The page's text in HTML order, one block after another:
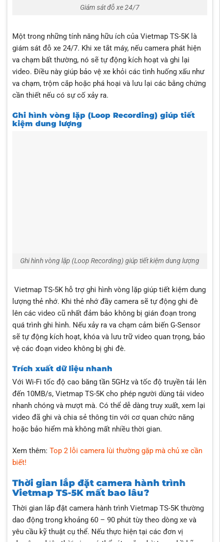
Giám sát đỗ xe 24/7
Một trong những tính năng hữu ích của Vietmap TS-5K là
giám sát đỗ xe 24/7. Khi xe tắt máy, nếu camera phát hiện
va chạm bất thường, nó sẽ tự động kích hoạt và ghi lại
video. Điều này giúp bảo vệ xe khỏi các tình huống xấu như
va chạm, trộm cắp hoặc phá hoại và lưu lại các bằng chứng
cần thiết nếu có sự cố xảy ra.
Ghi hình vòng lặp (Loop Recording) giúp tiết
kiệm dung lượng
Ghi hình vòng lặp (Loop Recording) giúp tiết kiệm dung lượng
Vietmap TS-5K hỗ trợ ghi hình vòng lặp giúp tiết kiệm dung
lượng thẻ nhớ. Khi thẻ nhớ đầy camera sẽ tự động ghi đè
lên các video cũ nhất đảm bảo không bị gián đoạn trong
quá trình ghi hình. Nếu xảy ra va chạm cảm biến G-Sensor
sẽ tự động kích hoạt, khóa và lưu trữ video quan trọng, bảo
vệ các đoạn video không bị ghi đè.
Trích xuất dữ liệu nhanh
Với Wi-Fi tốc độ cao băng tần 5GHz và tốc độ truyền tải lên
đến 10MB/s, Vietmap TS-5K cho phép người dùng tải video
nhanh chóng và mượt mà. Có thể dễ dàng truy xuất, xem lại
video đã ghi và chia sẻ thông tin với cơ quan chức năng
hoặc bảo hiểm mà không mất nhiều thời gian.
Xem thêm: Top 2 lỗi camera lùi thường gặp mà chủ xe cần
biết!
Thời gian lắp đặt camera hành trình
Vietmap TS-5K mất bao lâu?
Thời gian lắp đặt camera hành trình Vietmap TS-5K thường
dao động trong khoảng 60 – 90 phút tùy theo dòng xe và
yêu cầu kỹ thuật cụ thể. Nếu thực hiện tại các đơn vị